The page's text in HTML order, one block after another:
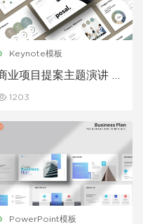
Keynote模板
业项目提案主题演讲 K
1203
PowerPoint模板